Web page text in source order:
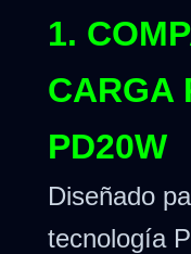
1.
CARGA
PD20W
Diseñado
tecnología